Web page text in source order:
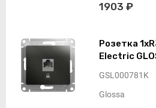
1903 ₽
Розетка
Electric
GSL000781K
Glossa